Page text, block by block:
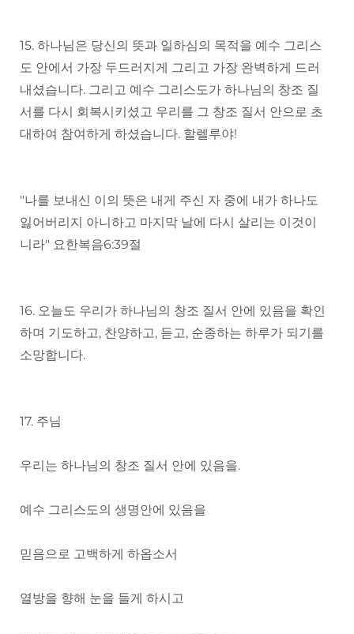
15. 하나님은 당신의 뜻과 일하심의 목적을 예수 그리스
도 안에서 가장 두드러지게 그리고 가장 완벽하게 드러
내셨습니다. 그리고 예수 그리스도가 하나님의 창조 질
서를 다시 회복시키셨고 우리를 그 창조 질서 안으로 초
대하여 참여하게 하셨습니다. 할렐루야!
"나를 보내신 이의 뜻은 내게 주신 자 중에 내가 하나도
잃어버리지 아니하고 마지막 날에 다시 살리는 이것이
니라" 요한복음6:39절
16. 오늘도 우리가 하나님의 창조 질서 안에 있음을 확인
하며 기도하고, 찬양하고, 듣고, 순종하는 하루가 되기를
소망합니다.
17. 주님
우리는 하나님의 창조 질서 안에 있음을.
예수 그리스도의 생명안에 있음을
믿음으로 고백하게 하옵소서
열방을 향해 눈을 들게 하시고